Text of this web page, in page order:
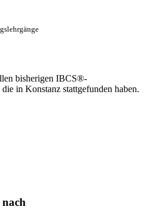
bisherigen IBCS®-
in Konstanz stattgefunden haben.